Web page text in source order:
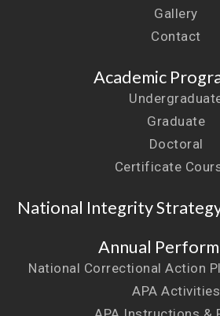
Gallery
Contact
Academic
Graduate
Doctoral
Certificate
National Integrity
Annual
National Correctional Action
APA Activities